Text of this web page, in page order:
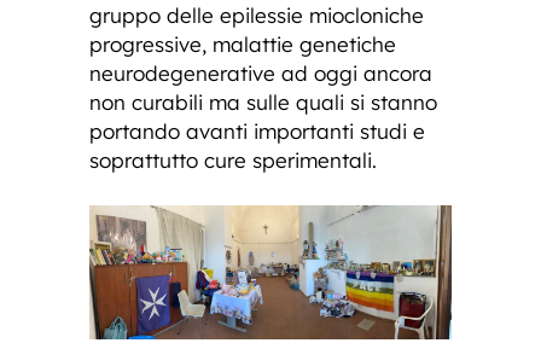
gruppo delle epilessie miocloniche
progressive, malattie genetiche
neurodegenerative ad oggi ancora
non curabili ma sulle quali si stanno
portando avanti importanti studi e
soprattutto cure sperimentali.